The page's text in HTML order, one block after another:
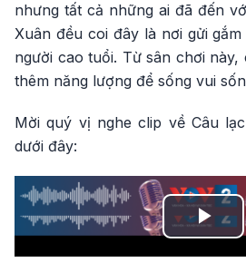
nhưng tất cả những ai đã đến
Xuân đều coi đây là nơi gửi
người cao tuổi. Từ sân chơi
thêm năng lượng để sống vui
Mời quý vị nghe clip về Câu
dưới đây: